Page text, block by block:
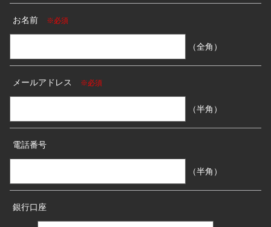
お名前 ※必須
（全角）
メールアドレス ※必須
（半角）
電話番号
（半角）
銀行口座